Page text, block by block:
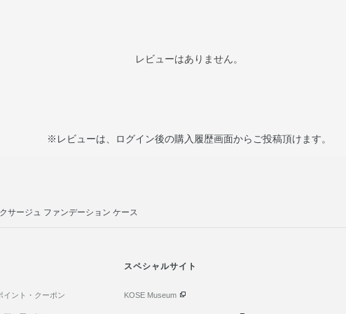
レビューはありません。
※レビューは、ログイン後の購入履歴画面からご投稿頂けます。
サージュ ファンデーション ケース
イント・クーポン
スペシャルサイト
KOSE Museum